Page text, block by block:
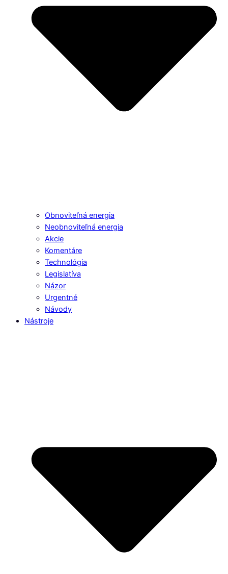
Obnoviteľná energia
Neobnoviteľná energia
Akcie
Komentáre
Technológia
Legislatíva
Názor
Urgentné
Návody
Nástroje